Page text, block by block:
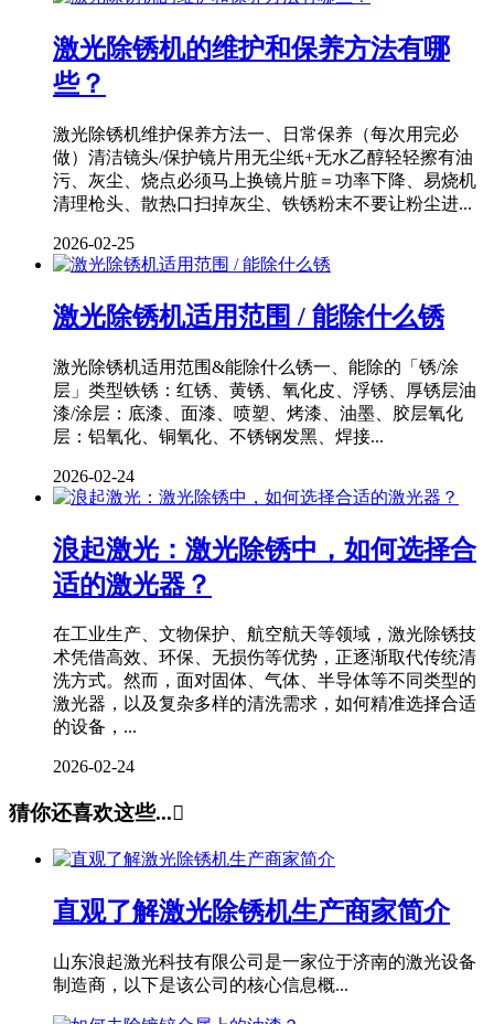
激光除锈机的维护和保养方法有哪
些？
激光除锈机维护保养方法一、日常保养（每次用完必
做）清洁镜头/保护镜片用无尘纸+无水乙醇轻轻擦有油
污、灰尘、烧点必须马上换镜片脏＝功率下降、易烧机
清理枪头、散热口扫掉灰尘、铁锈粉末不要让粉尘进...
2026-02-25
激光除锈机适用范围 / 能除什么锈
激光除锈机适用范围&能除什么锈一、能除的「锈/涂
层」类型铁锈：红锈、黄锈、氧化皮、浮锈、厚锈层油
漆/涂层：底漆、面漆、喷塑、烤漆、油墨、胶层氧化
层：铝氧化、铜氧化、不锈钢发黑、焊接...
2026-02-24
浪起激光：激光除锈中，如何选择合
适的激光器？
在工业生产、文物保护、航空航天等领域，激光除锈技
术凭借高效、环保、无损伤等优势，正逐渐取代传统清
洗方式。然而，面对固体、气体、半导体等不同类型的
激光器，以及复杂多样的清洗需求，如何精准选择合适
的设备，...
2026-02-24
猜你还喜欢这些...
直观了解激光除锈机生产商家简介
山东浪起激光科技有限公司是一家位于济南的激光设备
制造商，以下是该公司的核心信息概...